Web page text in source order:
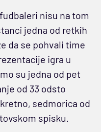
nisu na tom
jedna od retkih
da se pohvali time
igra u
su jedna od pet
od 33 odsto
sedmorica od
spisku.